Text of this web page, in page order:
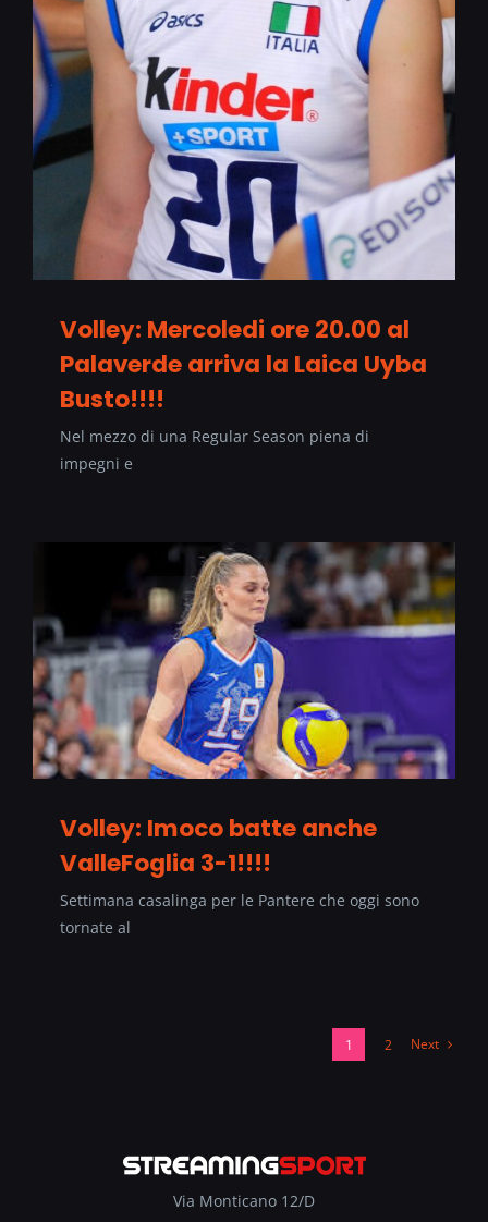
Volley: Mercoledi ore 20.00 al
Palaverde arriva la Laica Uyba
Busto!!!!
Nel mezzo di una Regular Season piena di
impegni e
Volley: Imoco batte anche
ValleFoglia 3-1!!!!
Settimana casalinga per le Pantere che oggi sono
tornate al
1 2 Next
Via Monticano 12/D